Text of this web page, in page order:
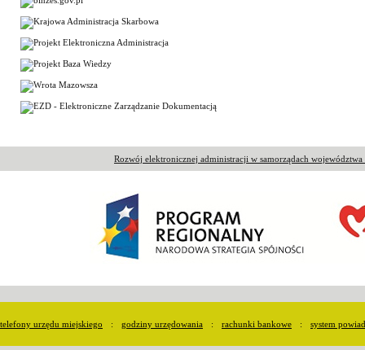
Rozwój elektronicznej administracji w samorządach
telefony urzędu miejskiego : godziny urzędowania : rachunki bankowe : system